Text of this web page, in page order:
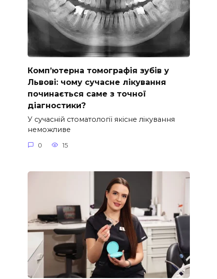
Комп’ютерна томографія зубів у
Львові: чому сучасне лікування
починається саме з точної
діагностики?
У сучасній стоматології якісне лікування
неможливе
0 15